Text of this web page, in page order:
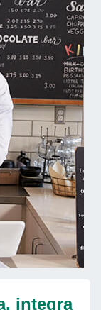
integra